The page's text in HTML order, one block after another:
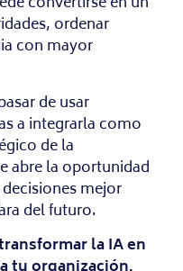
ordenar
con mayor
de usar
a integrarla como
de la
abre la oportunidad
mejor
del futuro.
la IA en